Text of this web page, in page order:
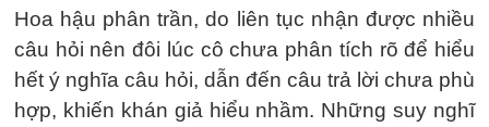
Hoa hậu phân trần, do liên tục nhận được nhiều
câu hỏi nên đôi lúc cô chưa phân tích rõ để hiểu
hết ý nghĩa câu hỏi, dẫn đến câu trả lời chưa phù
hợp, khiến khán giả hiểu nhầm. Những suy nghĩ